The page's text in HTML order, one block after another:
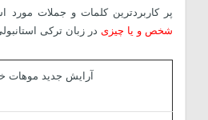
پر کاربردترین کلمات و جملات مورد
شخص و یا چیزی در زبان ترکی
آرایش جدید موهات